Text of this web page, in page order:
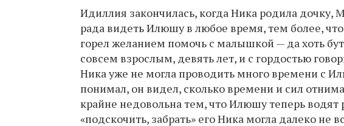
Идиллия закончилась, когда Ника родила
рада видеть Илюшу в любое время, тем более, что
горел желанием помочь с малышкой — да хоть
совсем взрослым, девять лет, и с гордостью
Ника уже не могла проводить много времени с
понимал, он видел, сколько времени и сил
крайне недовольна тем, что Илюшу теперь водят
«подскочить, забрать» его Ника могла далеко не